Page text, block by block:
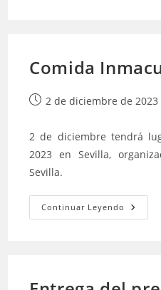
Rey
Felipe
Comida
Publicación
la
entrada:
2 de diciembre de 2023
2 de diciembre tendrá
2023 en Sevilla,
Sevilla.
Continuar Leyendo Comida